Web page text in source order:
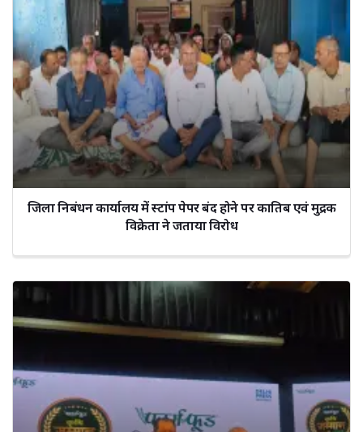
जिला निबंधन कार्यालय में स्टांप पेपर बंद होने पर कातिब एवं मुद्रक
विक्रेता ने जताया विरोध